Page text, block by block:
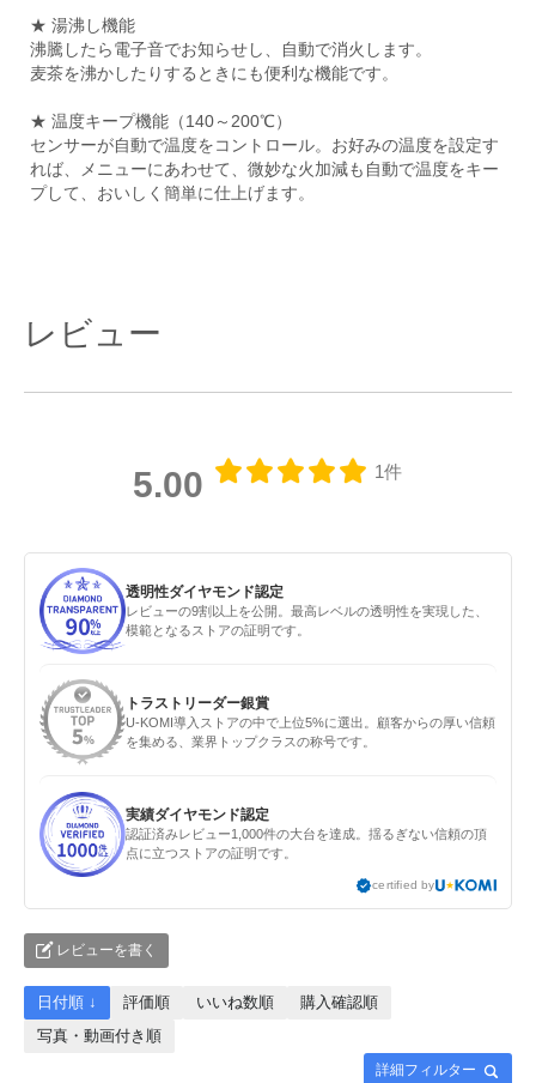
★ 湯沸し機能
沸騰したら電子音でお知らせし、自動で消火します。
麦茶を沸かしたりするときにも便利な機能です。
★ 温度キープ機能（140～200℃）
センサーが自動で温度をコントロール。お好みの温度を設定す
れば、メニューにあわせて、微妙な火加減も自動で温度をキー
プして、おいしく簡単に仕上げます。
レビュー
5.00 1件
透明性ダイヤモンド認定
レビューの9割以上を公開。最高レベルの透明性を実現した、
模範となるストアの証明です。
トラストリーダー銀賞
U-KOMI導入ストアの中で上位5%に選出。顧客からの厚い信頼
を集める、業界トップクラスの称号です。
実績ダイヤモンド認定
認証済みレビュー1,000件の大台を達成。揺るぎない信頼の頂
点に立つストアの証明です。
certified by
レビューを書く
詳細フィルター
日付順 ↓ 評価順 いいね数順
購入確認順
写真・動画付き順